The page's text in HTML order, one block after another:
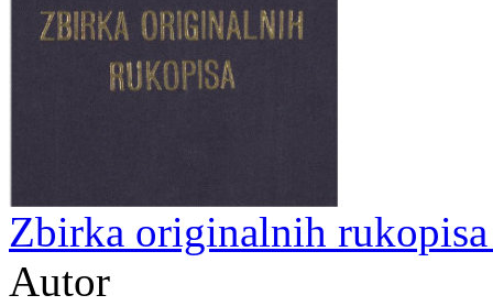
Zbirka originalnih
Autor